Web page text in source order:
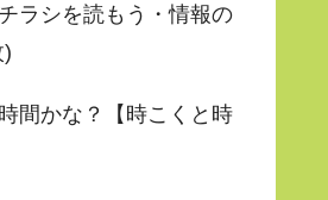
ラシを読もう・情報の
間かな？【時こくと時